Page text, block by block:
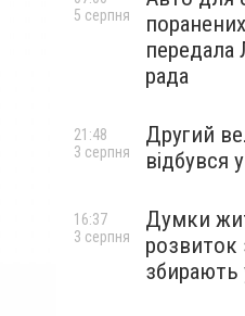
передала
рада
5 серпня
Другий
відбувся
21:48
3 серпня
Думки
розвиток
збирають
16:37
3 серпня